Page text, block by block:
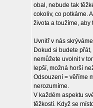
obal, nebude tak
cokoliv, co potkáme.
života a toužíme, aby
Uvnitř v nás
Dokud si budete
nemůžete uvolnit v
lepší, možná horší
Odsouzení = věříme
nerozumíme.
V každém aspektu
těžkostí. Když se